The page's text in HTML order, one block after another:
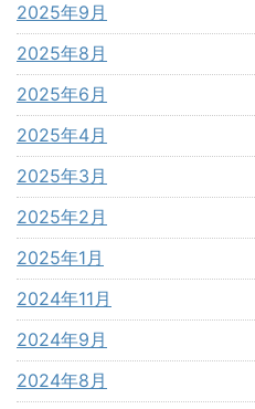
2025年9月
2025年8月
2025年6月
2025年4月
2025年3月
2025年2月
2025年1月
2024年11月
2024年9月
2024年8月